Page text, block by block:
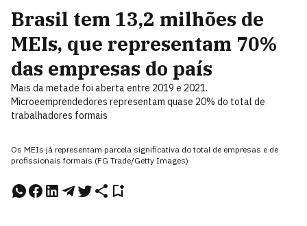
Brasil tem 13,2 milhões de
MEIs, que representam 70%
das empresas do país
Mais da metade foi aberta entre 2019 e 2021.
Microeemprendedores representam quase 20% do total de
trabalhadores formais
Os MEIs já representam parcela significativa do total de empresas e de
profissionais formais (FG Trade/Getty Images)